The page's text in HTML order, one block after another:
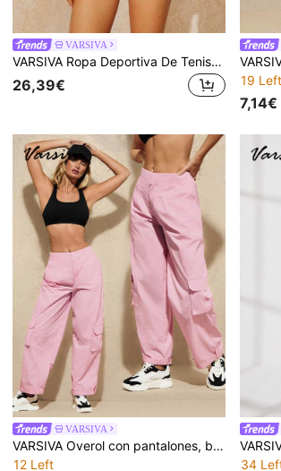
VARSIVA
VARSIVA Ropa Deportiva De Tenis Básica Al Aire Libre Con Chaqueta
26,39€
19 Left
7,14€
VARSIVA
VARSIVA Overol con pantalones, bolsillos básicos, para deportes y exteriores en verano
12 Left
34